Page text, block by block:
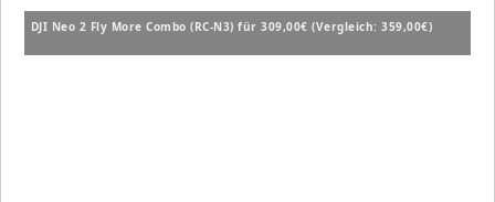
DJI Neo 2 Fly More Combo (RC-N3) für 309,00€ (Vergleich: 359,00€)